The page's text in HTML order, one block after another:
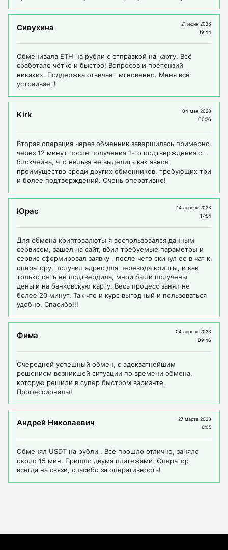
Сивухина
21 июня 2023
19:44
Обменивала ЕТН на рубли с отправкой на карту. Всё
сработало чётко и быстро! Вопросов и претензий
никаких. Поддержка отвечает мгновенно. Меня всё
устраивает!
Kirk
04 мая 2023
00:26
Вторая операция через обменник завершилась примерно
через 12 минут после получения 1-го подтверждения от
блокчейна, что нельзя не выделить как явное
преимущество среди других обменников, требующих три
и более подтверждений. Очень оперативно!
Юрас
14 апреля 2023
17:54
Для обмена криптовалюты я воспользовался данным
сервисом, зашел на сайт, вбил требуемые параметры и
сервис сформировал заявку , после чего скинул ее в чат к
оператору, получил адрес для перевода крипты, и как
только сеть ее подтвердила, мной были получены
деньги на банковскую карту. Весь процесс занял не
более 20 минут. Так что и курс выгодный и пользоваться
удобно. Спасибо!!!
Фима
04 апреля 2023
09:46
Очередной успешный обмен, с адекватнейшим
решением возникшей ситуации по времени обмена,
которую решили в супер быстром варианте.
Профессионалы!
Андрей Николаевич
27 марта 2023
16:05
Обменял USDT на рубли . Всё прошло отлично, заняло
около 15 мин. Пришло двумя платежами. Оператор
всегда на связи, спасибо за оперативность!